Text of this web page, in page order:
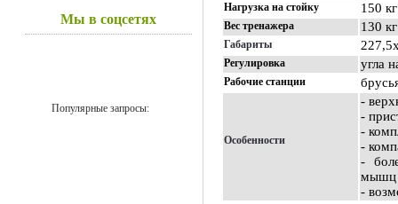
Мы в соцсетях
Популярные запросы:
Нагрузка на стойку 150 кг
Вес тренажера 130 кг
Габариты
Регулировка угла
Рабочие станции
Особенности
-
-
-
-
-
мышц
-